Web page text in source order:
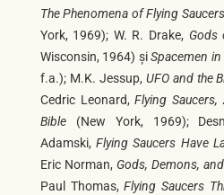
The Phenomena of Flying
York, 1969); W. R. Drake, Gods
Wisconsin, 1964) șiSpacemen
f.a.); M.K. Jessup, UFO and the
Cedric Leonard,Flying
Bible(New York, 1969);
Adamski,Flying Saucers Have
Eric Norman, Gods, Demons,
Paul Thomas,Flying Saucers